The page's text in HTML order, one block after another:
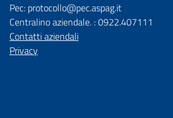
Pec: protocollo@pec.aspag.it
Centralino aziendale. : 0922.407111
Contatti aziendali
Privacy